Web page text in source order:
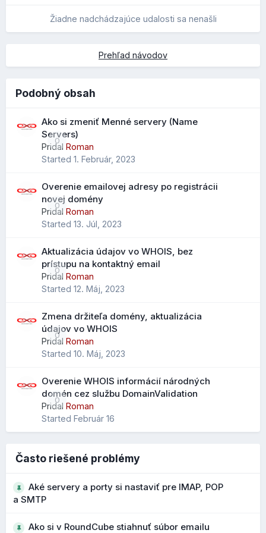
sa zobrazia iba neprečítané správy.
Vo väčších schránkach je tak možné nájsť konkrétne
postupom ako ich používať, nájdete v našom novom
návodeVyhľadávanie emailových správ v Roundcube
pomocou syntaxe.
Vylepšený import kontaktov
Pri importe .CSV súborov je možné mapovať údaje na
všetky dostupné polia kontaktov, nielen na obmedzený
Čo to prináša?
jednoduchší prechod z Outlooku alebo iných klientov
menej stratených údajov pri importe
Rozšírené vyhľadávanie kontaktov
Pribudol nový parameter "scope" pre vyhľadávanie
kontaktov, ktorý rozširuje možnosti filtrovania a
vyhľadávania v adresári.
rýchlejšie nájdenie konkrétneho kontaktu
adresy
Ešte nižšie môžete nastaviť, čo sa má spraviť, ak na
Žiadne nadchádzajúce udalosti sa nenašli
Prehľad návodov
Podobný obsah
0
Ako si zmeniť Menné servery (Name
Servers)
Pridal Roman
Started 1. Február, 2023
0
Overenie emailovej adresy po registrácii
novej domény
Pridal Roman
Started 13. Júl, 2023
0
Aktualizácia údajov vo WHOIS, bez
prístupu na kontaktný email
Pridal Roman
Started 12. Máj, 2023
0
Zmena držiteľa domény, aktualizácia
údajov vo WHOIS
Pridal Roman
Started 10. Máj, 2023
0
Overenie WHOIS informácií národných
domén cez službu DomainValidation
Pridal Roman
Started Február 16
Často riešené problémy
Aké servery a porty si nastaviť pre IMAP, POP
a SMTP
Ako si v RoundCube stiahnuť súbor emailu